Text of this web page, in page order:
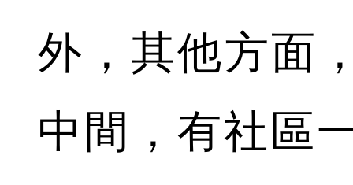
外，其他方面
中間，有社區